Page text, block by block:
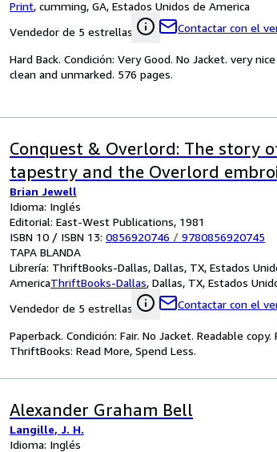
Print, cumming, GA, Estados Unidos de America
Vendedor de 5 estrellas
Contactar con el
Hard Back. Condición: Very Good. No Jacket. very
clean and unmarked. 576 pages.
Conquest & Overlord: The story
tapestry and the Overlord
Brian Jewell
Idioma: Inglés
Editorial: East-West Publications, 1981
ISBN 10 / ISBN 13: 0856920746 / 9780856920745
TAPA BLANDA
Librería: ThriftBooks-Dallas, Dallas, TX, Estados
AmericaThriftBooks-Dallas, Dallas, TX, Estados
Vendedor de 5 estrellas
Contactar con el
Paperback. Condición: Fair. No Jacket. Readable
ThriftBooks: Read More, Spend Less.
Alexander Graham Bell
Langille, J. H.
Idioma: Inglés